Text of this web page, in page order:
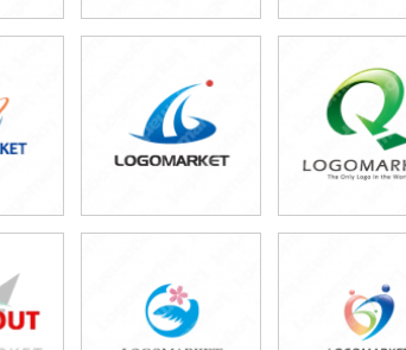
)
49,800円
(税込54,780円)
49,800円
(税込54,780円)
)
49,800円
(税込54,780円)
49,800円
(税込54,780円)